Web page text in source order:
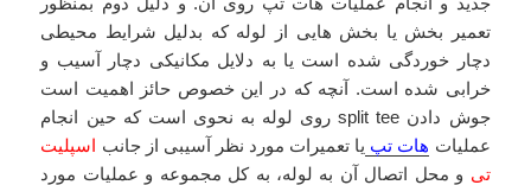
تعمیر بخش یا بخش هایی از لوله که بدلیل شرایط محیطی
دچار خوردگی شده است یا به دلایل مکانیکی دچار آسیب و
خرابی شده است. آنچه که در این خصوص حائز اهمیت است
جوش دادن split tee روی لوله به نحوی است که حین انجام
عملیات هات تپ یا تعمیرات مورد نظر آسیبی از جانب اسپلیت
تی و محل اتصال آن به لوله، به کل مجموعه و عملیات مورد